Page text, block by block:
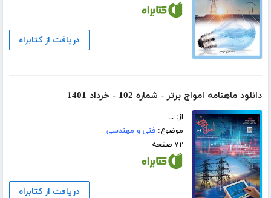
دریافت از کتابراه
دانلود ماهنامه امواج برتر - شماره 102 - خرداد 1401
از: ...
موضوع:فنی و مهندسی
۷۲ صفحه
دریافت از کتابراه